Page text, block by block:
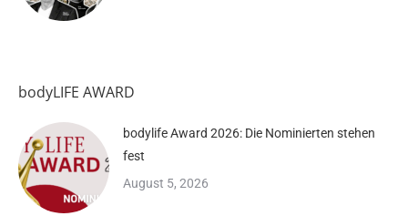
bodyLIFE AWARD
bodylife Award 2026: Die Nominierten stehen
fest
August 5, 2026